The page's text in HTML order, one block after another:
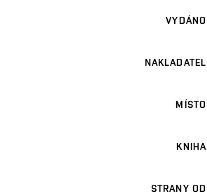
VYDÁNO
NAKLADATEL
MÍSTO
KNIHA
STRANY OD